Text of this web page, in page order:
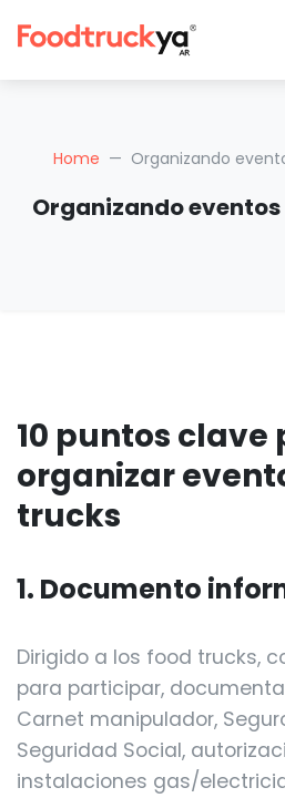
Home Organizando
Organizando
10 puntos clave
organizar
trucks
1. Documento
Dirigido a los food trucks,
para participar,
Carnet manipulador,
Seguridad Social,
instalaciones gas/